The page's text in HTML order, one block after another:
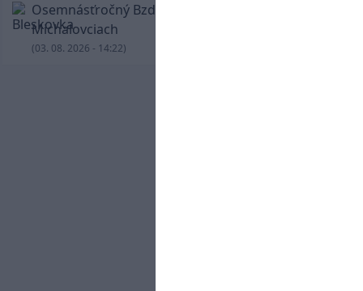
Osemnásťročný Bzdyl zariadil triumf Žiliny v
Michalovciach
(03. 08. 2026 - 14:22)